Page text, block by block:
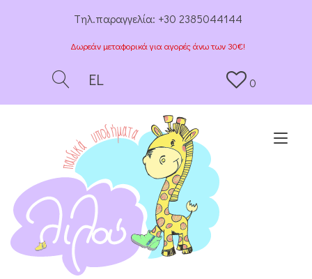
Tηλ.παραγγελία: +30 2385044144
Δωρεάν μεταφορικά για αγορές άνω των 30€!
EL 0